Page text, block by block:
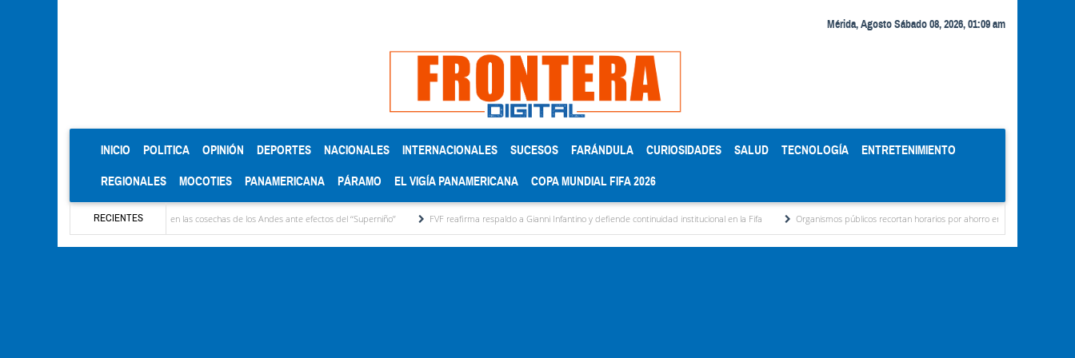
Mérida, Agosto Sábado 08, 2026, 01:09 am
INICIO (CURRENT)
POLITICA OPINIÓN DEPORTES NACIONALES INTERNACIONALES SUCESOS FARÁNDULA CURIOSIDADES SALUD TECNOLOGÍA ENTRETENIMIENTO
REGIONALES MOCOTIES PANAMERICANA PÁRAMO EL VIGÍA PANAMERICANA COPA MUNDIAL FIFA 2026
RECIENTES
Advirtieron sobre daños en las cosechas de los Andes ante efectos del ‘‘Superniño’’ FVF reafirma respaldo a Gianni Infantino y defiende continuidad institucional en la Fifa Organismos públicos recortan horarios por ahorro energético de Delcy Rodríguez